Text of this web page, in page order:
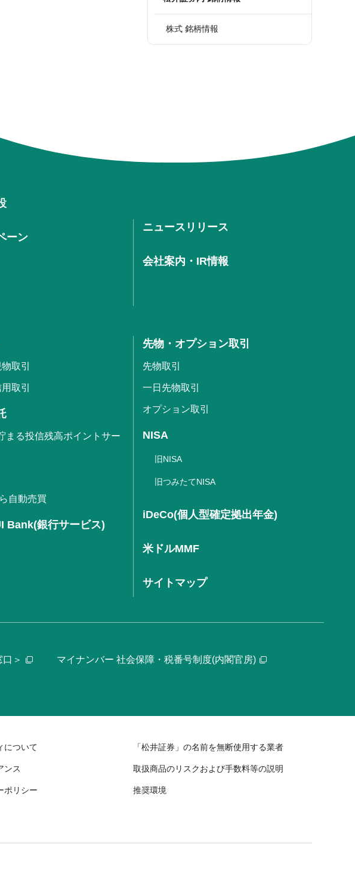
株式 銘柄情報
ーン
ニュースリリース
会社案内・IR情報
取引
取引
まる投信残高ポイントサー
自動売買
Bank(銀行サービス)
先物・オプション取引
先物取引
一日先物取引
オプション取引
NISA
旧NISA
旧つみたてNISA
iDeCo(個人型確定拠出年金)
米ドルMMF
サイトマップ
＞ マイナンバー 社会保障・税番号制度(内閣官房)
について 「松井証券」の名前を無断使用する業者
ンス 取扱商品のリスクおよび手数料等の説明
ポリシー 推奨環境